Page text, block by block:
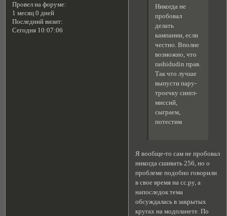
Провел на форуме:
1 месяц 0 дней
Последний визит:
Сегодня 10:07:06
Никогда не
пробовал
делать
кампании, если
честно. Вполне
возможно, что
rashidudin прав.
Так что лучше
выпусти пару-
троечку сингл-
миссий,
сыграем,
потестим
Я вообще-то сам не пробовал
никогда сшивать 256, но о
проблеме подобно говорили
в свое время на сс.ру, а
напоследок тема
обсуждалась в закрытых
кругах на модпланете. По